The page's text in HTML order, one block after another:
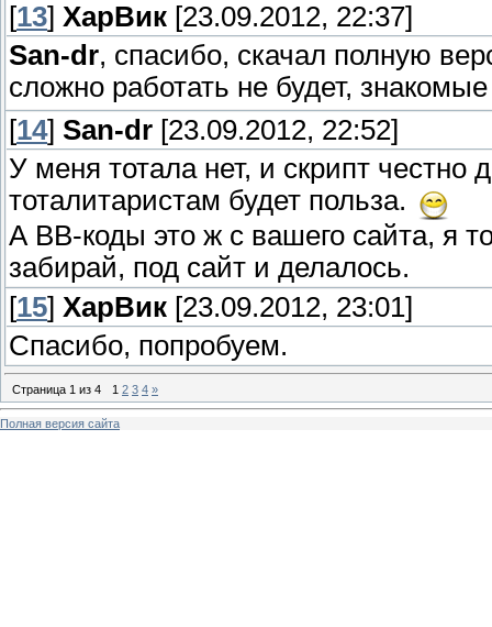
[13] ХарВик [23.09.2012, 22:37]
San-dr, спасибо, скачал полную
сложно работать не будет,
[14] San-dr [23.09.2012, 22:52]
У меня тотала нет, и скрипт
тоталитаристам будет польза.
А ВВ-коды это ж с вашего сайта, я
забирай, под сайт и делалось.
[15] ХарВик [23.09.2012, 23:01]
Спасибо, попробуем.
Страница 1 из 4 1 2 3 4 »
Полная версия сайта